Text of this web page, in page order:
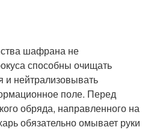
шафрана не
способны очищать
и нейтрализовывать
поле. Перед
обряда, направленного на
обязательно омывает руки